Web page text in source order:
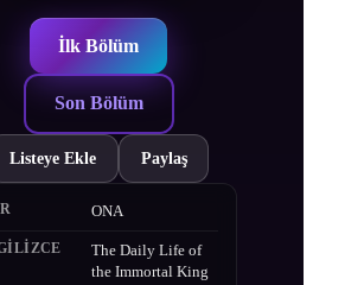
İlk Bölüm
Son Bölüm
Listeye Ekle Paylaş
ONA
The Daily Life of
the Immortal King